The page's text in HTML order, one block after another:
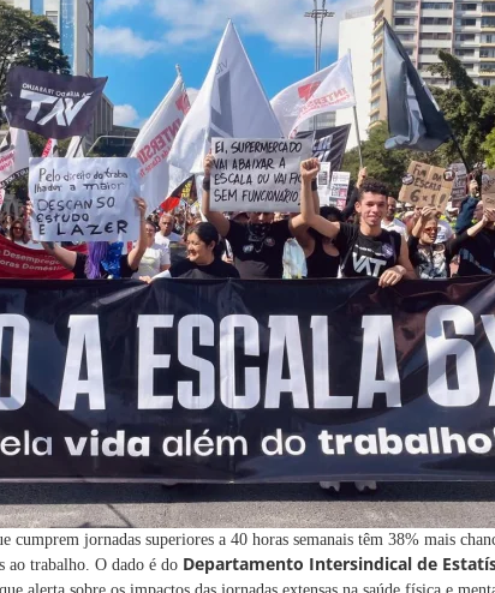
cumprem jornadas superiores a 40 horas semanais têm 38% mais
ao trabalho. O dado é do Departamento Intersindical de